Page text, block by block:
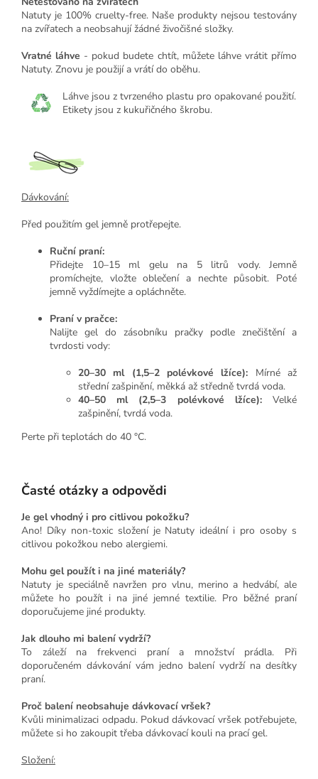
Natuty je 100% cruelty-free. Naše produkty nejsou testovány
na zvířatech a neobsahují žádné živočišné složky.
Vratné láhve - pokud budete chtít, můžete láhve vrátit přímo
Natuty. Znovu je použijí a vrátí do oběhu.
Láhve jsou z tvrzeného plastu pro opakované použití.
Etikety jsou z kukuřičného škrobu.
Dávkování:
Před použitím gel jemně protřepejte.
Ruční praní:
Přidejte 10–15 ml gelu na 5 litrů vody. Jemně
promíchejte, vložte oblečení a nechte působit. Poté
jemně vyždímejte a opláchněte.
Praní v pračce:
Nalijte gel do zásobníku pračky podle znečištění a
tvrdosti vody:
20–30 ml (1,5–2 polévkové lžíce): Mírné až
střední zašpinění, měkká až středně tvrdá voda.
40–50 ml (2,5–3 polévkové lžíce):Velké
zašpinění, tvrdá voda.
Perte při teplotách do 40 °C.
Časté otázky a odpovědi
Je gel vhodný i pro citlivou pokožku?
Ano! Díky non-toxic složení je Natuty ideální i pro osoby s
citlivou pokožkou nebo alergiemi.
Mohu gel použít i na jiné materiály?
Natuty je speciálně navržen pro vlnu, merino a hedvábí, ale
můžete ho použít i na jiné jemné textilie. Pro běžné praní
doporučujeme jiné produkty.
Jak dlouho mi balení vydrží?
To záleží na frekvenci praní a množství prádla. Při
doporučeném dávkování vám jedno balení vydrží na desítky
praní.
Proč balení neobsahuje dávkovací vršek?
Kvůli minimalizaci odpadu. Pokud dávkovací vršek potřebujete,
můžete si ho zakoupit třeba dávkovací kouli na prací gel.
Složení: